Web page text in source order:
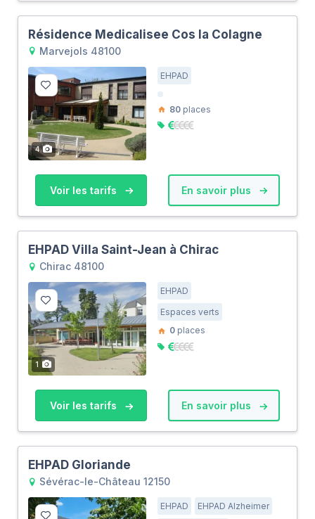
Résidence Medicalisee Cos la Colagne
Marvejols 48100
4
EHPAD
80 places
Voir les tarifs En savoir plus
EHPAD Villa Saint-Jean à Chirac
Chirac 48100
1
EHPAD
Espaces verts
0 places
Voir les tarifs En savoir plus
EHPAD Gloriande
Sévérac-le-Château 12150
EHPAD EHPAD Alzheimer